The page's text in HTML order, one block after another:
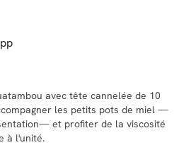
avec tête cannelée de 10
les petits pots de miel —
et profiter de la viscosité
à l'unité.